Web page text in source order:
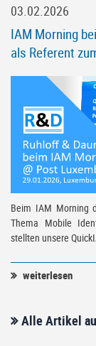
03.02.2026
IAM Morning
als Referent
Beim IAM Morning
Thema Mobile
stellten unsere
weiterlesen
Alle Artikel